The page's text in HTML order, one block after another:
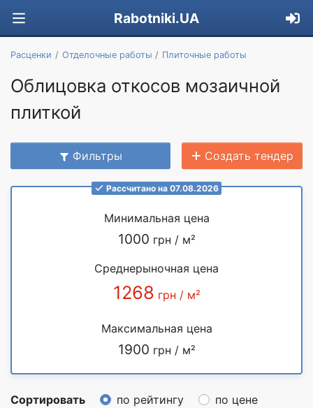
Rabotniki.UA
Расценки Отделочные работы Плиточные работы
Облицовка откосов мозаичной
плиткой
Фильтры Создать тендер
Рассчитано на 07.08.2026
Минимальная цена
1000 грн / м²
Среднерыночная цена
1268 грн / м²
Максимальная цена
1900 грн / м²
Сортировать по рейтингу
по цене